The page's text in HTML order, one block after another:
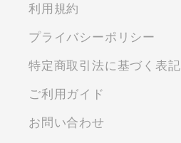
利用規約
プライバシーポリシー
特定商取引法に基づく表記
ご利用ガイド
お問い合わせ